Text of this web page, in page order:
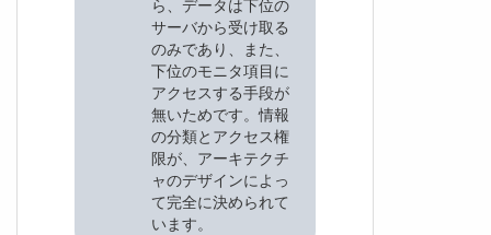
サーバから受け取る
のみであり、また、
下位のモニタ項目に
アクセスする手段が
無いためです。情報
の分類とアクセス権
限が、アーキテクチ
ャのデザインによっ
て完全に決められて
います。